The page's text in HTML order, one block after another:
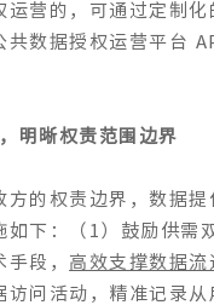
营的，可通过定制
数据授权运营平台
明晰权责范围边界
方的权责边界，数据
下：（1）鼓励供需
段， 高效支撑数据流
访问活动，精准记录